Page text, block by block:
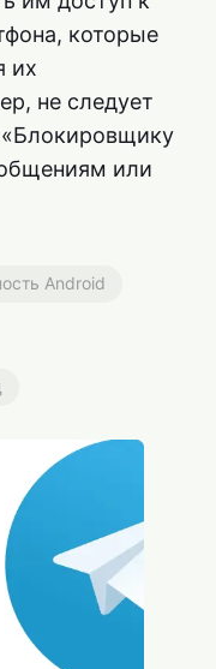
которые
их
не следует
или
Android